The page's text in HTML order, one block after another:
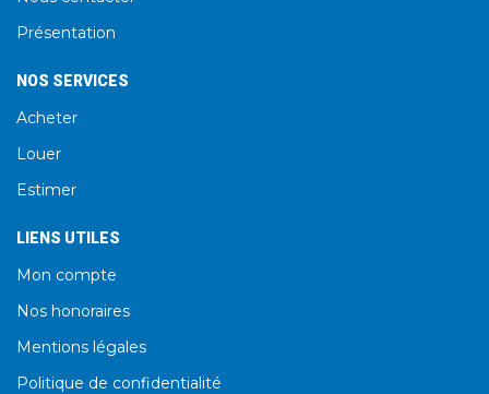
Présentation
NOS SERVICES
Acheter
Louer
Estimer
LIENS UTILES
Mon compte
Nos honoraires
Mentions légales
Politique de confidentialité